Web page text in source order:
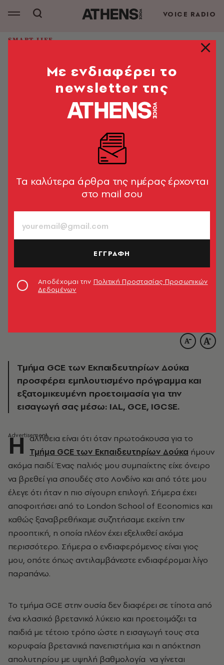
VOICE RADIO
SMART LIFE
Πώς το Τμήμα GCE απέκτησε 100%
πρόσβαση στα βρετανικά
Πανεπιστήμια;
Από το 1985 το τμήμα μετρά μόνο επιτυχίες
2’ ΔΙΑΒΑΣΜΑ
Τμήμα GCE των Εκπαιδευτηρίων Δούκα
προσφέρει εμπλουτισμένο πρόγραμμα και
εξατομικευμένη προετοιμασία για την
εισαγωγή σας μέσω: IAL, GCE, IGCSE.
Η αλήθεια είναι ότι όταν πρωτοάκουσα για το
Τμήμα GCE των Εκπαιδευτηρίων Δούκα ήμουν
ακόμα παιδί. Ένας παλιός μου συμπαίκτης είχε όνειρο
να βρεθεί για σπουδές στο Λονδίνο και από τότε μου
έλεγε ότι ήταν η πιο σίγουρη επιλογή. Σήμερα έχει
αποφοιτήσει από το London School of Economics και
καθώς ξαναβρεθήκαμε συζητήσαμε εκείνη την
προοπτική, η οποία πλέον έχει εξελιχθεί ακόμα
περισσότερο. Σήμερα ο ενδιαφερόμενος είναι γιος
μου, οπότε όπως αντιλαμβάνεστε ενδιαφέρομαι λίγο
παραπάνω.
Το τμήμα GCE στην ουσία δεν διαφέρει σε τίποτα από
ένα κλασικό βρετανικό λύκειο και προετοιμάζει τα
παιδιά με τέτοιο τρόπο ώστε η εισαγωγή τους στα
κορυφαία βρετανικά πανεπιστήμια και η απόκτηση
απολυτηρίου με υψηλή βαθμολογία να γίνεται
Mε ενδιαφέρει το
newsletter της
Tα καλύτερα άρθρα της ημέρας έρχονται
στο mail σου
ΕΓΓΡΑΦΗ
Αποδέχομαι την Πολιτική Προστασίας Προσωπικών
Δεδομένων